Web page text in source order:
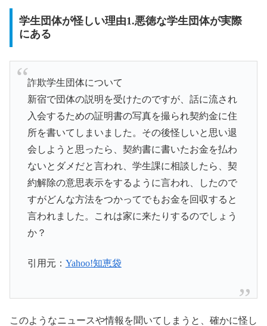
学生団体が怪しい理由1.悪徳な学生団体が実際
にある
詐欺学生団体について
新宿で団体の説明を受けたのですが、話に流され
入会するための証明書の写真を撮られ契約金に住
所を書いてしまいました。その後怪しいと思い退
会しようと思ったら、契約書に書いたお金を払わ
ないとダメだと言われ、学生課に相談したら、契
約解除の意思表示をするように言われ、したので
すがどんな方法をつかってでもお金を回収すると
言われました。これは家に来たりするのでしょう
か？
引用元： Yahoo!知恵袋
このようなニュースや情報を聞いてしまうと、確かに怪し